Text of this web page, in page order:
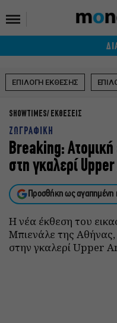
ΕΠΙΛΟΓΗ ΕΚΘΕΣΗΣ
SHOWTIMES ΕΚΘΕΣΕΙΣ
ΖΩΓΡΑΦΙΚΗ
Breaking:
στη γκαλερί
Προσθήκη ως αγαπημένη
Η νέα έκθεση του
Μπιενάλε της
στην γκαλερί Upper